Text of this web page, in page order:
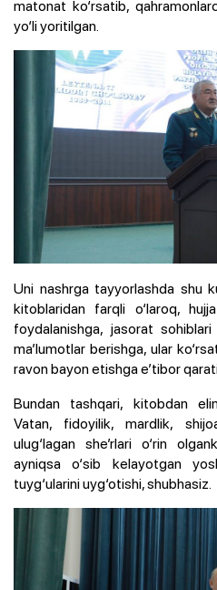
matonat ko‘rsatib,
yo‘li yoritilgan.
Uni nashrga tayyorlashda shu
kitoblaridan farqli o‘laroq,
foydalanishga, jasorat
ma’lumotlar berishga, ular
ravon bayon etishga e’tibor
Bundan tashqari, kitobdan
Vatan, fidoyilik, mardlik,
ulug‘lagan she’rlari o‘rin
ayniqsa o‘sib kelayotgan
tuyg‘ularini uyg‘otishi, shubhasiz.